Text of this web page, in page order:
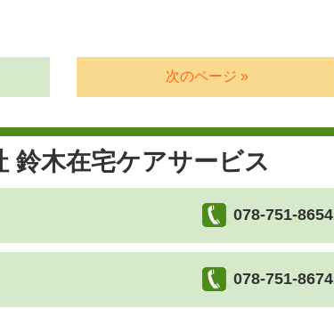
次のページ »
鈴木在宅ケアサービス
078-751-8654
078-751-8674